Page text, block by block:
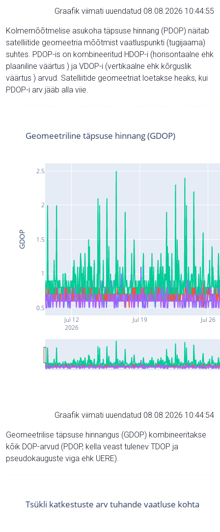
Graafik viimati uuendatud 08.08.2026 10:44:55
Kolmemõõtmelise asukoha täpsuse hinnang (PDOP) näitab
satelliitide geomeetria mõõtmist vaatluspunkti (tugijaama)
suhtes. PDOP-is on kombineeritud HDOP-i (horisontaalne ehk
plaaniline väärtus ) ja VDOP-i (vertikaalne ehk kõrguslik
väärtus ) arvud. Satelliitide geomeetriat loetakse heaks, kui
PDOP-i arv jääb alla viie.
Jul 12
2026
Jul 19 Jul 26
0.5
1
1.5
2
2.5
Geomeetriline täpsuse hinnang (GDOP)
GDOP
Graafik viimati uuendatud 08.08.2026 10:44:54
Geomeetrilise täpsuse hinnangus (GDOP) kombineeritakse
kõik DOP-arvud (PDOP, kella veast tulenev TDOP ja
pseudokauguste viga ehk UERE).
Tsükli katkestuste arv tuhande vaatluse kohta